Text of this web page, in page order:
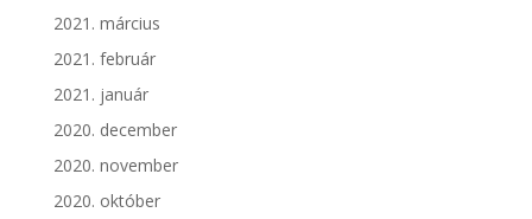
2021. március
2021. február
2021. január
2020. december
2020. november
2020. október